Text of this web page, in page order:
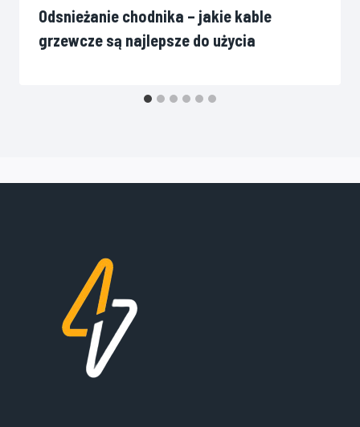
Odsnieżanie chodnika – jakie kable
grzewcze są najlepsze do użycia